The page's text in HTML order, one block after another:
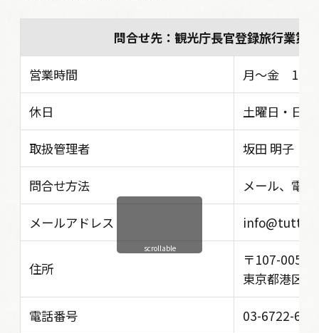
問合せ先：観光庁長官登録旅行業
営業時間 月〜金
休日 土曜日・日
取扱管理者 坂田 明子
問合せ方法 メール、電話
メールアドレス info@tutta-
住所
〒107-0052
東京都港区
電話番号 03-6722-
scrollable